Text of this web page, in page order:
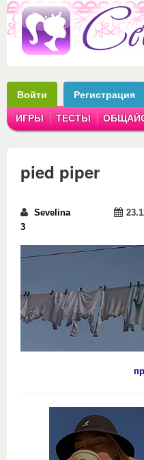
Войти Регистрация
ИГРЫ ТЕСТЫ
pied piper
Sevelina
3